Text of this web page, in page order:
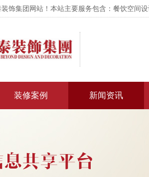
饰集团网站！本站主要服务包含：餐饮空间
装修案例 新闻资讯